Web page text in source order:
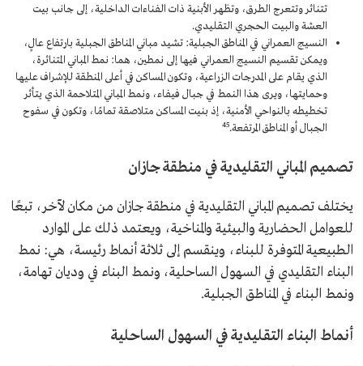
تتناثر وتتعرج الطرق، وتظهر الأبنية ذات الفناءات الداخلية، إلى جانب بيت
العشة والبيت الحجري التقليدي.
النسيج العمراني في المناطق الجبلية: تشيد مباني المناطق الجبلية بارتفاع عالٍ،
ويمكن تقسيم النسيج العمراني فيها إلى نمطين، هما: نمط المباني المتناثرة،
الذي يقام على المدرجات الزراعية، وتكون المساكن في أعلى المنطقة للإشراف عليها
وحمايتها، ويرى هذا النمط في جبال فيفاء، ونمط المباني المتلاحمة الذي يتأثر
تخطيطه بالنواحي الأمنية، إذ بنيت المساكن متلاصقة تمامًا، وتكون في سفوح
الجبال أو المناطق المرتفعة. 45
تصميم المباني التقليدية في منطقة جازان
يختلف تصميم المباني التقليدية في منطقة جازان من مكان لآخر، تبعًا
للعوامل الحضارية والبيئية والمناخية، ويعتمد ذلك على الموارد
الطبيعية المتوفرة للبناء، وينقسم إلى ثلاثة أنماط رئيسة، هي: نمط
البناء التقليدي في السهول الساحلية، ونمط البناء في وديان تهامة،
ونمط البناء في المناطق الجبلية.
أنماط البناء التقليدية في السهول الساحلية